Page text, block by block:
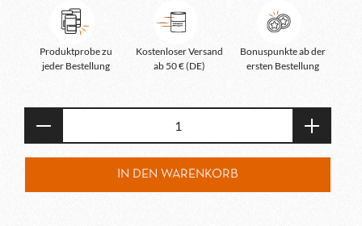
Produktprobe zu
jeder Bestellung
Kostenloser Versand
ab 50 € (DE)
Bonuspunkte ab der
ersten Bestellung
Produkt Anzahl: Gib den gewünschten
IN DEN WARENKORB